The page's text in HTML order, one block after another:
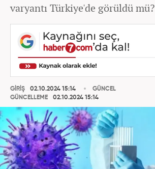
varyantı Türkiye'de görüldü mü?
GİRİŞ
02.10.2024 15:14
GÜNCELLEME
02.10.2024 15:14
GÜNCEL